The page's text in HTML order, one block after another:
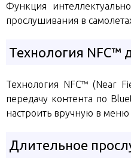
Функция
прослушивания в
Технология NFC™
Технология NFC™ (Near
передачу контента по
настроить вручную в меню
Длительное